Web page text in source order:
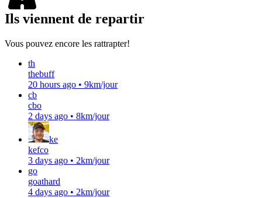
Ils viennent de repartir
Vous pouvez encore les rattrapter!
th
thebuff
20 hours ago • 9km/jour
cb
cbo
2 days ago • 8km/jour
ke
kefco
3 days ago • 2km/jour
go
goathard
4 days ago • 2km/jour